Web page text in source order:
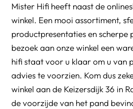
Mister Hifi heeft naast de
winkel. Een mooi assortiment,
productpresentaties en scherpe
bezoek aan onze winkel een
hifi staat voor u klaar om u van
advies te voorzien. Kom dus
winkel aan de Keizersdijk 36 in
de voorzijde van het pand